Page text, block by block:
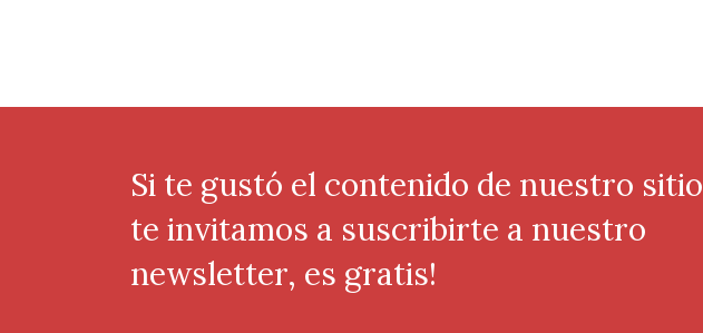
Si te gustó el contenido de nuestro sitio
te invitamos a suscribirte a nuestro
newsletter, es gratis!